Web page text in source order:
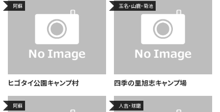
阿蘇
ヒゴタイ公園キャンプ村
玉名・山鹿・菊池
四季の里旭志キャンプ場
阿蘇 人吉・球磨